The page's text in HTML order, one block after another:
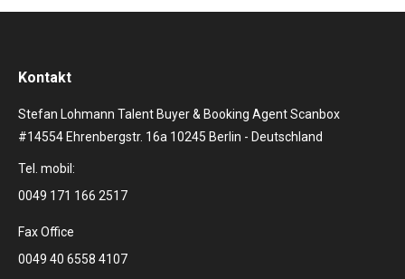
Kontakt
Stefan Lohmann Talent Buyer & Booking Agent Scanbox
#14554 Ehrenbergstr. 16a 10245 Berlin - Deutschland
Tel. mobil:
0049 171 166 2517
Fax Office
0049 40 6558 4107